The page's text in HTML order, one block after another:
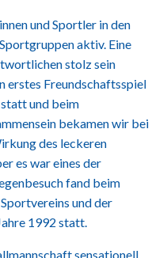
und Sportler in den
aktiv. Eine
stolz sein
erstes Freundschaftsspiel
und beim
bekamen wir bei
des leckeren
es war eines der
fand beim
und der
1992 statt.
sensationell